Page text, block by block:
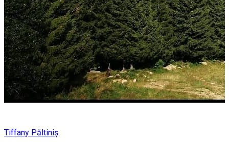
Tiffany Păltiniș